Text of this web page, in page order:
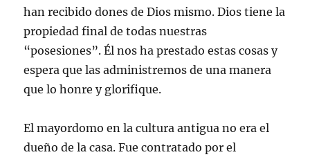
han recibido dones de Dios mismo. Dios tiene la
propiedad final de todas nuestras
“posesiones”. Él nos ha prestado estas cosas y
espera que las administremos de una manera
que lo honre y glorifique.
El mayordomo en la cultura antigua no era el
dueño de la casa. Fue contratado por el